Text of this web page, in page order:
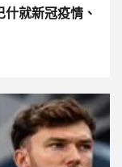
就新冠疫情、